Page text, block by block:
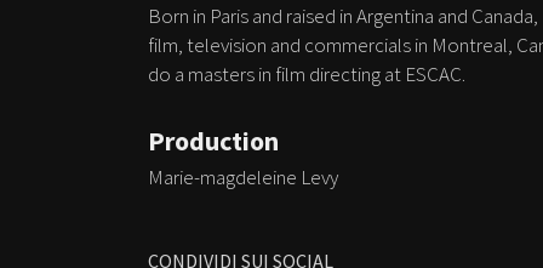
CONDIVIDI SUI SOCIAL
Born in Paris and raised in Argentina and
film, television and commercials in Montreal,
do a masters in film directing at ESCAC.
Production
Marie-magdeleine Levy